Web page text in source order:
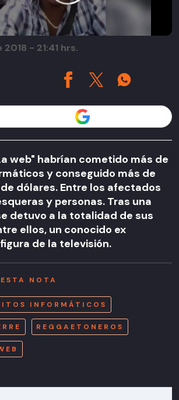
- 21:41 hrs.
web" habrían cometido más de
y conseguido más de
dólares. Entre los afectados
y personas. Tras una
detuvo a la totalidad de sus
ellos, un conocido ex
de la televisión.
NOTA
INFORMÁTICOS
REGGAETONEROS